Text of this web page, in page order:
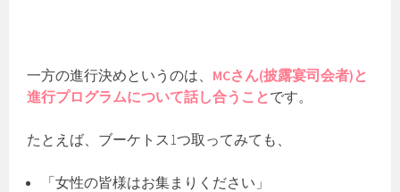
一方の進行決めというのは、 MCさん(披露宴司会者)と
進行プログラムについて話し合うこと です。
たとえば、ブーケトス1つ取ってみても、
「女性の皆様はお集まりください」